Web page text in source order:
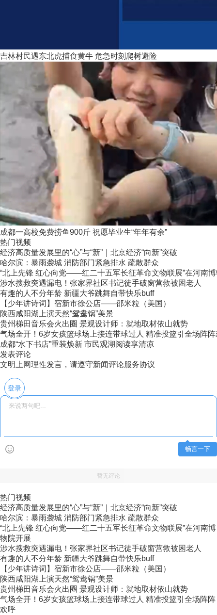
吉林村民遇东北虎捕食黄牛 危急时刻爬树避险
成都一高校免费捞鱼900斤 祝愿毕业生“年年有余”
热门视频
经济高质量发展里的“心”与“新”｜北京经济“向新”突破
哈尔滨：暴雨袭城 消防部门紧急排水 疏散群众
“北上先锋 红心向党——红二十五军长征革命文物联展”在河南
涉水搜救突遇漏电！张家界社区书记徒手破窗营救被困老人
有趣的人不分年龄 新疆大爷跳舞自带快乐buff
【少年讲诗词】宿新市徐公店——邵米粒（美国）
陕西咸阳湖上演天然“鸳鸯锅”美景
贵州梯田音乐会火出圈 景观设计师：就地取材依山就势
气场全开！6岁女孩篮球场上接连带球过人 精准投篮引全场阵
成都“水下书店”重装焕新 市民观湖阅读享清凉
发表评论
文明上网理性发言，请遵守新闻评论服务协议
登录
畅言一下
暂无评论
热门视频
经济高质量发展里的“心”与“新”｜北京经济“向新”突破
哈尔滨：暴雨袭城 消防部门紧急排水 疏散群众
“北上先锋 红心向党——红二十五军长征革命文物联展”在河南博
物院开展
涉水搜救突遇漏电！张家界社区书记徒手破窗营救被困老人
有趣的人不分年龄 新疆大爷跳舞自带快乐buff
【少年讲诗词】宿新市徐公店——邵米粒（美国）
陕西咸阳湖上演天然“鸳鸯锅”美景
贵州梯田音乐会火出圈 景观设计师：就地取材依山就势
气场全开！6岁女孩篮球场上接连带球过人 精准投篮引全场阵阵
欢呼